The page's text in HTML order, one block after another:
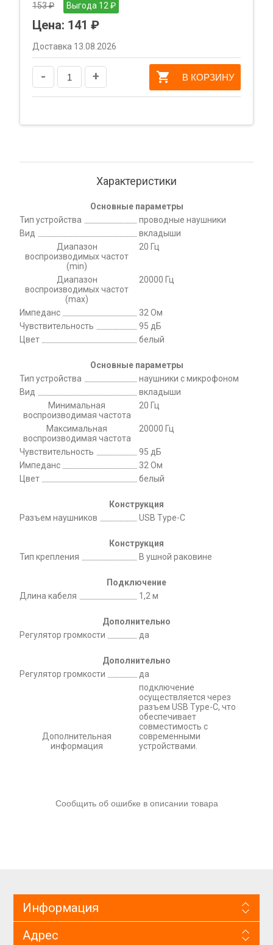
153 ₽ Выгода 12 ₽
Цена: 141 ₽
Доставка 13.08.2026
- + В КОРЗИНУ
Характеристики
Основные параметры
Тип устройства
проводные наушники
Вид
вкладыши
Диапазон
воспроизводимых частот
(min)
20 Гц
Диапазон
воспроизводимых частот
(max)
20000 Гц
Импеданс
32 Ом
Чувствительность
95 дБ
Цвет
белый
Основные параметры
Тип устройства
наушники с микрофоном
Вид
вкладыши
Минимальная
воспроизводимая частота
20 Гц
Максимальная
воспроизводимая частота
20000 Гц
Чувствительность
95 дБ
Импеданс
32 Ом
Цвет
белый
Конструкция
Разъем наушников
USB Type-C
Конструкция
Тип крепления
В ушной раковине
Подключение
Длина кабеля
1,2 м
Дополнительно
Регулятор громкости
да
Дополнительно
Регулятор громкости
да
Дополнительная
информация
подключение
осуществляется через
разъем USB Type-C, что
обеспечивает
совместимость с
современными
устройствами.
Сообщить об ошибке в описании товара
Информация
Адрес